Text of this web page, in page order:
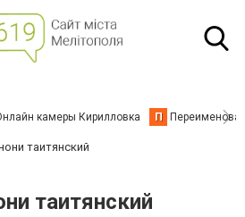
камеры Кирилловка П
таитянский
таитянский